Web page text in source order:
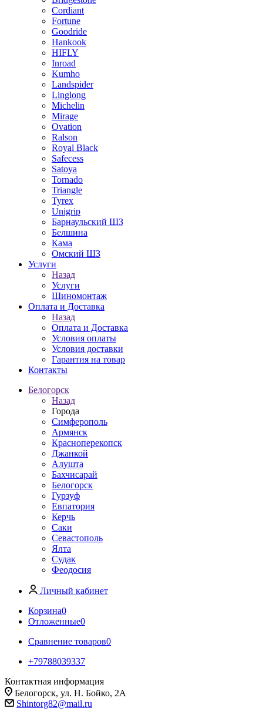
Cordiant
Fortune
Goodride
Hankook
HIFLY
Inroad
Kumho
Landspider
Linglong
Michelin
Mirage
Ovation
Ralson
Royal Black
Safecess
Satoya
Tornado
Triangle
Tyrex
Unigrip
Барнаульский ШЗ
Белшина
Кама
Омский ШЗ
Услуги
Назад
Услуги
Шиномонтаж
Оплата и Доставка
Назад
Оплата и Доставка
Условия оплаты
Условия доставки
Гарантия на товар
Контакты
Белогорск
Назад
Города
Симферополь
Армянск
Красноперекопск
Джанкой
Алушта
Бахчисарай
Белогорск
Гурзуф
Евпатория
Керчь
Саки
Севастополь
Ялта
Судак
Феодосия
Личный кабинет
Корзина0
Отложенные0
Сравнение товаров0
+79788039337
Контактная информация
Белогорск, ул. Н. Бойко, 2А
Shintorg82@mail.ru